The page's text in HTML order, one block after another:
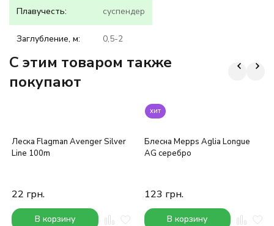
Плавучесть: суспендер
Заглубление, м: 0,5-2
C этим товаром также
покупают
Леска Flagman Avenger Silver
Line 100m
22 грн.
В корзину
хит
Блесна Mepps Aglia Longue
AG серебро
123 грн.
В корзину